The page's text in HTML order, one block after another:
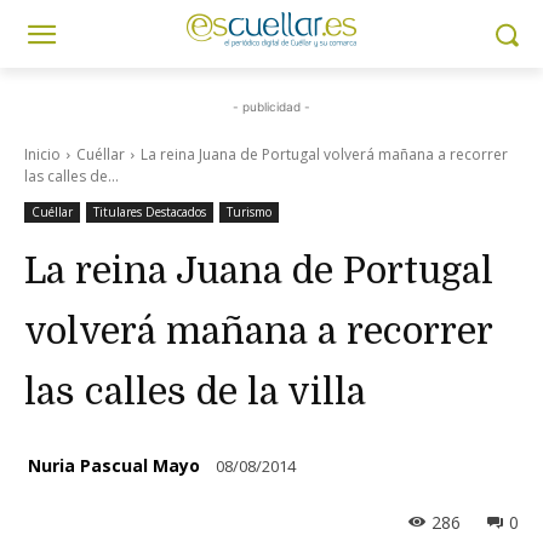
- publicidad -
Inicio Cuéllar
La reina Juana de Portugal volverá mañana a recorrer
las calles de...
Cuéllar Titulares Destacados Turismo
La reina Juana de Portugal
volverá mañana a recorrer
las calles de la villa
Nuria Pascual Mayo 08/08/2014
0
286